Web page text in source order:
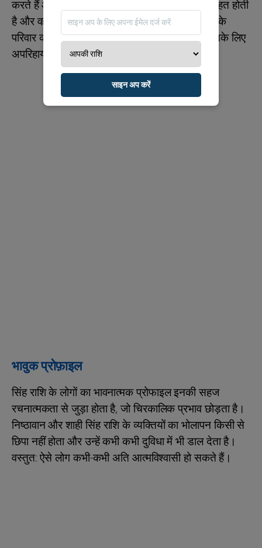
करते हैं और सबसे आगे दिखाई देते हैं| उन्हें शक्ति की चाहत होती
है और वह परिवार के मुखिया बनना चाहते हैं| वे अपने दूर के
परिवार की भी देखभाल करते हैं| वे ऐसे व्यक्ति होते हैं जिसके लिए
अपरिहार्य होना जीवन का महत्वपूर्ण हिस्सा होता है|
भावुक प्रोफ़ाइल
सिंह राशि के लोगों का भावनात्मक प्रोफाइल इनकी सहज
रचनात्मकता से जुड़ा होता है, जो चिरकालिक प्रभाव छोड़ता है।
निष्ठावान और शाही सिंह राशि के व्यक्तियों का भोलापन किसी से
छिपा नहीं होता और उन्हें कभी कभी दुविधा में भी डाल देता है।
वस्तुत: ऐसे लोग कभी-कभी अति आत्मविश्वासी हो सकते हैं।
साइन अप करें